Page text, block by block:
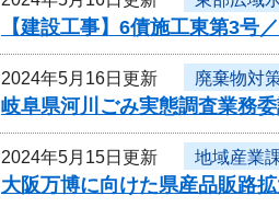
【建設工事】6債施工東第3
2024年5月16日更新 廃棄物対
岐阜県河川ごみ実態調査業務
2024年5月15日更新 地域産業
大阪万博に向けた県産品販路